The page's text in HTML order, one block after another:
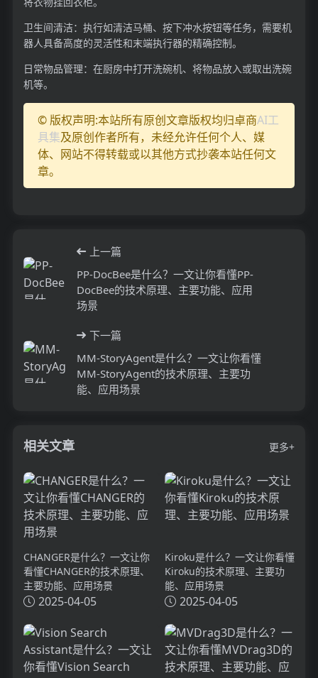
卫生间清洁：执行如清洁马桶、按下冲水按钮等任务，需要机
器人具备高度的灵活性和末端执行器的精确控制。
日常物品管理：在厨房中打开洗碗机、将物品放入或取出洗碗
机等。
© 版权声明:本站所有原创文章版权均归卓商AI工
具集及原创作者所有，未经允许任何个人、媒
体、网站不得转载或以其他方式抄袭本站任何文
章。
上一篇
PP-DocBee是什么？一文让你看懂PP-
DocBee的技术原理、主要功能、应用
场景
下一篇
MM-StoryAgent是什么？一文让你看懂
MM-StoryAgent的技术原理、主要功
能、应用场景
相关文章 更多+
CHANGER是什么？一文让你
看懂CHANGER的技术原理、
主要功能、应用场景
2025-04-05
Kiroku是什么？一文让你看懂
Kiroku的技术原理、主要功
能、应用场景
2025-04-05